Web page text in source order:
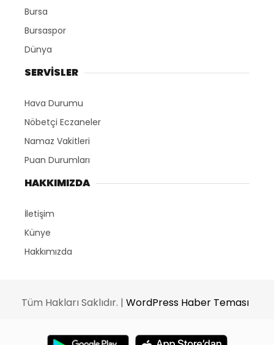
Bursa
Bursaspor
Dünya
SERVİSLER
Hava Durumu
Nöbetçi Eczaneler
Namaz Vakitleri
Puan Durumları
HAKKIMIZDA
İletişim
Künye
Hakkımızda
Tüm Hakları Saklıdır. | WordPress Haber Teması